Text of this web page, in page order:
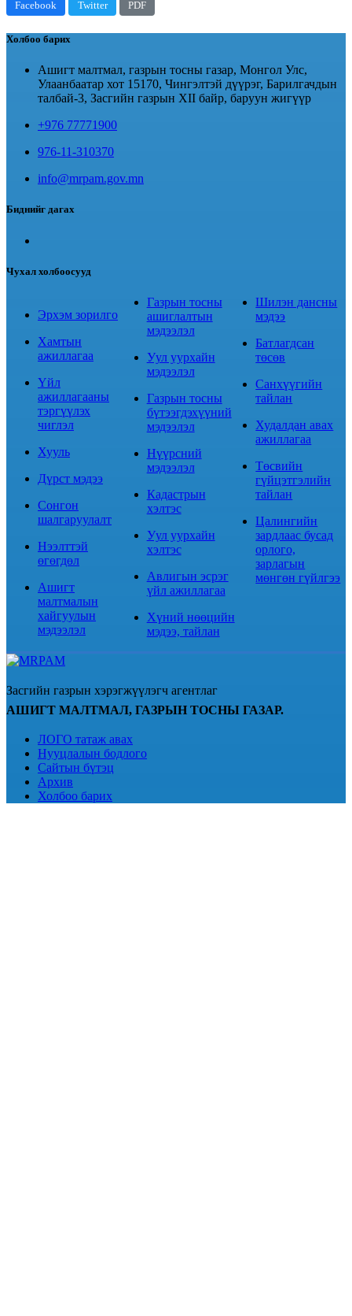
Facebook Twitter PDF
Холбоо барих
Ашигт малтмал, газрын тосны газар, Монгол Улс,
Улаанбаатар хот 15170, Чингэлтэй дүүрэг, Барилгачдын
талбай-3, Засгийн газрын XII байр, баруун жигүүр
+976 77771900
976-11-310370
info@mrpam.gov.mn
Биднийг дагах
Чухал холбоосууд
Эрхэм зорилго
Хамтын
ажиллагаа
Үйл
ажиллагааны
тэргүүлэх
чиглэл
Хууль
Дүрст мэдээ
Сонгон
шалгаруулалт
Нээлттэй
өгөгдөл
Ашигт
малтмалын
хайгуулын
мэдээлэл
Газрын тосны
ашиглалтын
мэдээлэл
Уул уурхайн
мэдээлэл
Газрын тосны
бүтээгдэхүүний
мэдээлэл
Нүүрсний
мэдээлэл
Кадастрын
хэлтэс
Уул уурхайн
хэлтэс
Авлигын эсрэг
үйл ажиллагаа
Хүний нөөцийн
мэдээ, тайлан
Шилэн дансны
мэдээ
Батлагдсан
төсөв
Санхүүгийн
тайлан
Худалдан авах
ажиллагаа
Төсвийн
гүйцэтгэлийн
тайлан
Цалингийн
зардлаас бусад
орлого,
зарлагын
мөнгөн гүйлгээ
Засгийн газрын хэрэгжүүлэгч агентлаг
АШИГТ МАЛТМАЛ, ГАЗРЫН ТОСНЫ ГАЗАР.
ЛОГО татаж авах
Нууцлалын бодлого
Сайтын бүтэц
Архив
Холбоо барих